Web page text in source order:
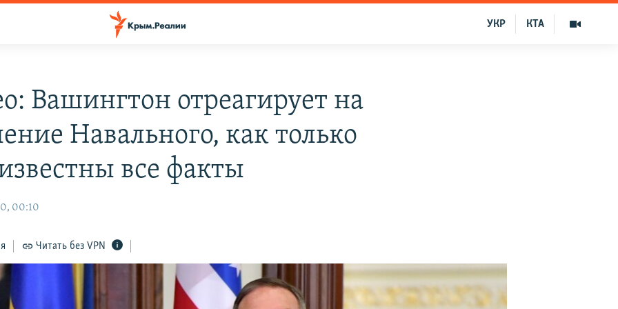
КТА
УКР
Вашингтон отреагирует на
Навального, как только
все факты
00:10
Читать без VPN